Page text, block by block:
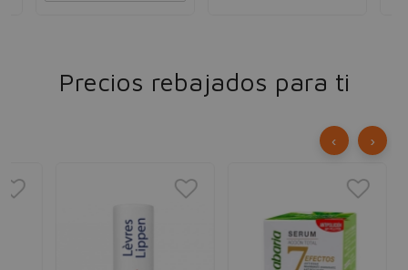
Precios rebajados para ti
‹ ›